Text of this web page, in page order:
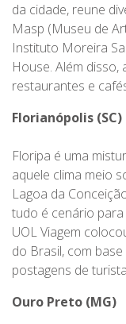
da cidade, reune
Masp (Museu de
Instituto Moreira
House. Além disso,
restaurantes e
Florianópolis (SC)
Floripa é uma
aquele clima meio
Lagoa da
tudo é cenário
UOL Viagem
do Brasil, com
postagens de
Ouro Preto (MG)